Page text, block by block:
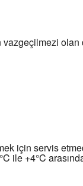
olan
için servis
ile +4°C